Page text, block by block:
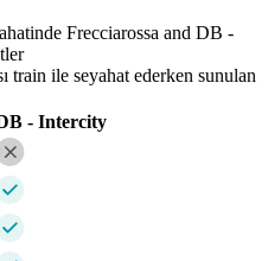
Frecciarossa and DB -
train ile seyahat ederken sunulan
- Intercity